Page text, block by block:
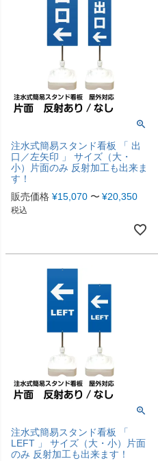
注水式簡易スタンド看板 「 出
口／左矢印 」 サイズ（大・
小）片面のみ 反射加工も出来ま
す！
販売価格 ¥15,070 〜 ¥20,350
税込
注水式簡易スタンド看板 「
LEFT 」 サイズ（大・小）片面
のみ 反射加工も出来ます！